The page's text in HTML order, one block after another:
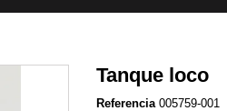
Tanque loco
Referencia 005759-001